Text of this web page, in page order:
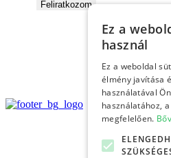
Ez a
használ
Ez a weboldal
élmény javítása
használatával
használatához,
megfelelően.